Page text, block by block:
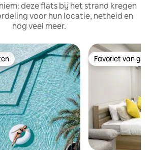
deze flats bij het strand kregen
voor hun locatie, netheid en
nog veel meer.
Favoriet van
Favoriet van